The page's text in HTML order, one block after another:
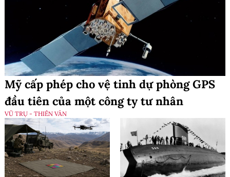
Mỹ cấp phép cho vệ tinh dự phòng GPS
đầu tiên của một công ty tư nhân
VŨ TRỤ - THIÊN VĂN